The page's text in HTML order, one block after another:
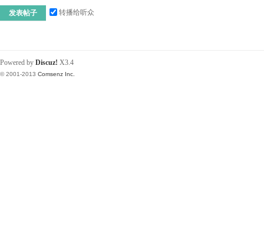
发表帖子 转播给听众
Powered by Discuz! X3.4
© 2001-2013 Comsenz Inc.